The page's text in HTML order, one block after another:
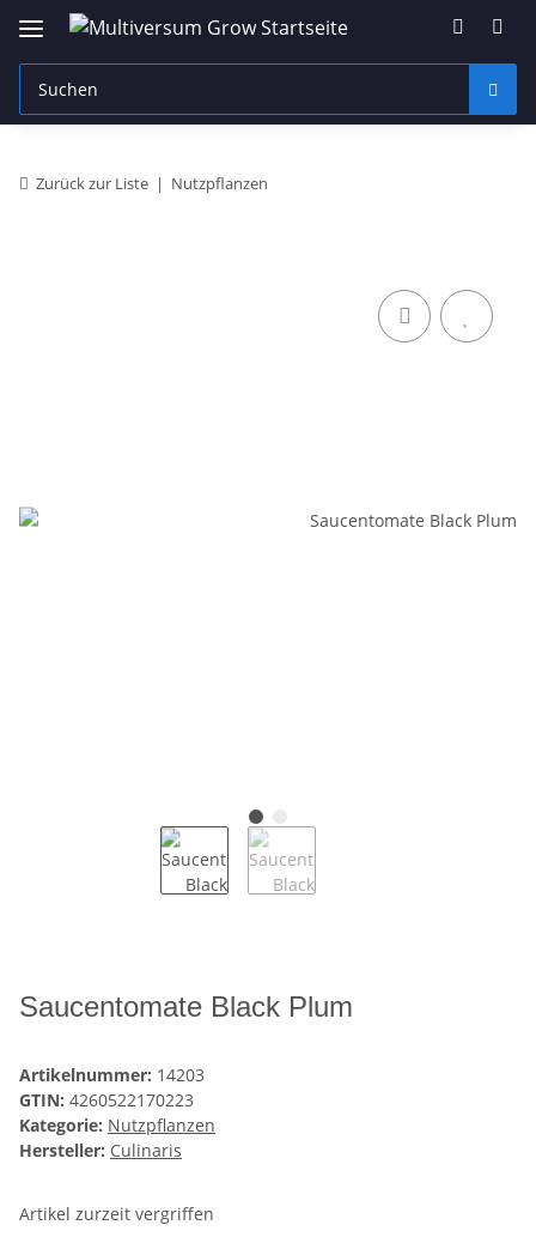
Zurück zur Liste Nutzpflanzen
Saucentomate Black Plum
Artikelnummer: 14203
GTIN: 4260522170223
Kategorie: Nutzpflanzen
Hersteller: Culinaris
Artikel zurzeit vergriffen